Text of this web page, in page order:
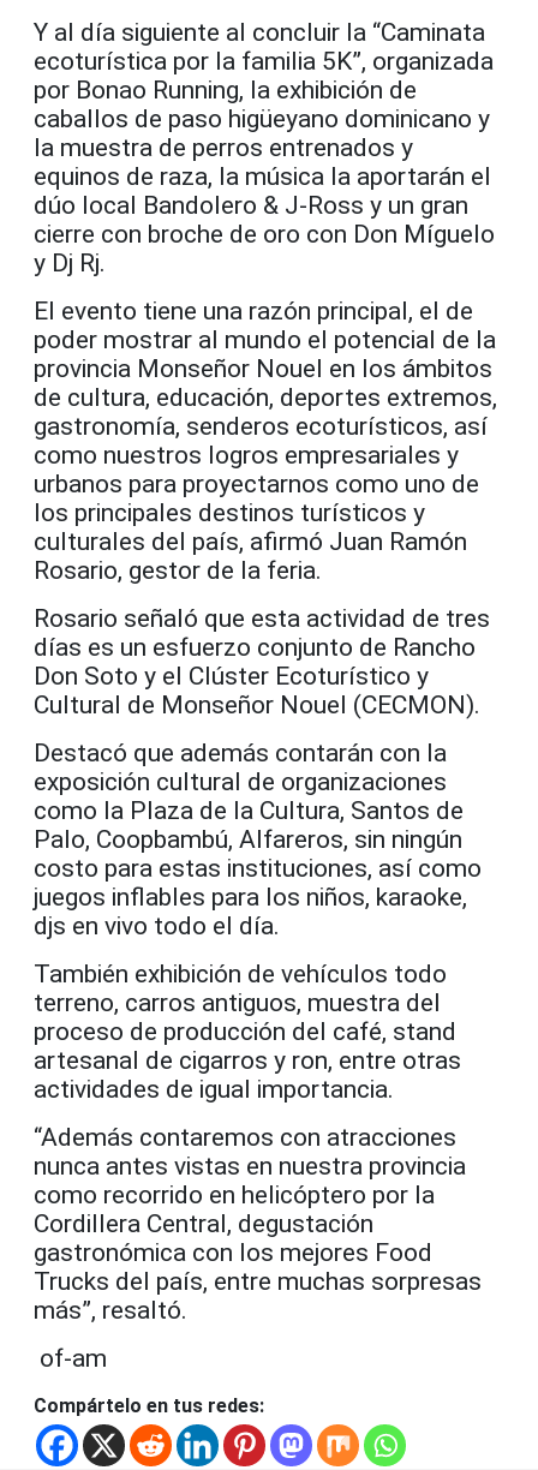
Y al día siguiente al concluir la “Caminata
ecoturística por la familia 5K”, organizada
por Bonao Running, la exhibición de
caballos de paso higüeyano dominicano y
la muestra de perros entrenados y
equinos de raza, la música la aportarán el
dúo local Bandolero & J-Ross y un gran
cierre con broche de oro con Don Míguelo
y Dj Rj.
El evento tiene una razón principal, el de
poder mostrar al mundo el potencial de la
provincia Monseñor Nouel en los ámbitos
de cultura, educación, deportes extremos,
gastronomía, senderos ecoturísticos, así
como nuestros logros empresariales y
urbanos para proyectarnos como uno de
los principales destinos turísticos y
culturales del país, afirmó Juan Ramón
Rosario, gestor de la feria.
Rosario señaló que esta actividad de tres
días es un esfuerzo conjunto de Rancho
Don Soto y el Clúster Ecoturístico y
Cultural de Monseñor Nouel (CECMON).
Destacó que además contarán con la
exposición cultural de organizaciones
como la Plaza de la Cultura, Santos de
Palo, Coopbambú, Alfareros, sin ningún
costo para estas instituciones, así como
juegos inflables para los niños, karaoke,
djs en vivo todo el día.
También exhibición de vehículos todo
terreno, carros antiguos, muestra del
proceso de producción del café, stand
artesanal de cigarros y ron, entre otras
actividades de igual importancia.
“Además contaremos con atracciones
nunca antes vistas en nuestra provincia
como recorrido en helicóptero por la
Cordillera Central, degustación
gastronómica con los mejores Food
Trucks del país, entre muchas sorpresas
más”, resaltó.
of-am
Compártelo en tus redes: